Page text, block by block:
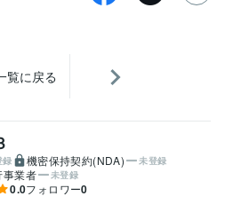
覧に戻る
録 機密保持契約(NDA) 未登録
事業者 未登録
0.0フォロワー0